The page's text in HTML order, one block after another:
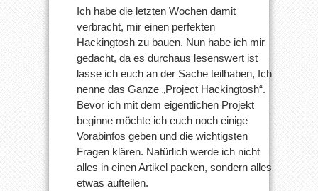
Ich habe die letzten Wochen damit
verbracht, mir einen perfekten
Hackingtosh zu bauen. Nun habe ich mir
gedacht, da es durchaus lesenswert ist
lasse ich euch an der Sache teilhaben, Ich
nenne das Ganze „Project Hackingtosh“.
Bevor ich mit dem eigentlichen Projekt
beginne möchte ich euch noch einige
Vorabinfos geben und die wichtigsten
Fragen klären. Natürlich werde ich nicht
alles in einen Artikel packen, sondern alles
etwas aufteilen.